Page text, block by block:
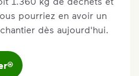
pourriez en avoir un
dès aujourd'hui.